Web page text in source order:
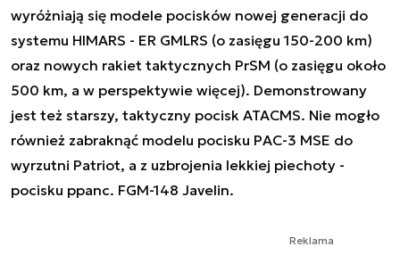
wyróżniają się modele pocisków nowej generacji do
systemu HIMARS - ER GMLRS (o zasięgu 150-200 km)
oraz nowych rakiet taktycznych PrSM (o zasięgu około
500 km, a w perspektywie więcej). Demonstrowany
jest też starszy, taktyczny pocisk ATACMS. Nie mogło
również zabraknąć modelu pocisku PAC-3 MSE do
wyrzutni Patriot, a z uzbrojenia lekkiej piechoty -
pocisku ppanc. FGM-148 Javelin.
Reklama